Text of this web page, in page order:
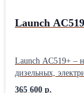
Launch
Launch AC519+ –
дизельных,
жидкостей по весу, объёмный
365 600 р.